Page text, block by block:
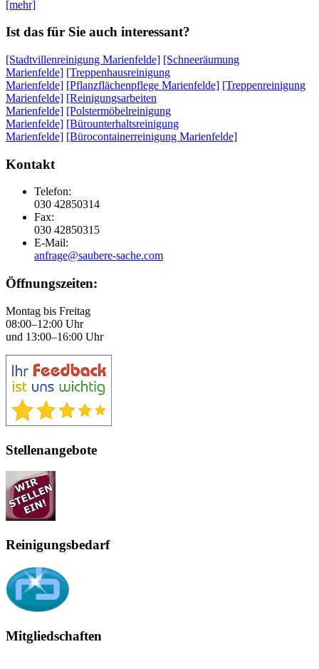
[mehr]
Ist das für Sie auch interessant?
[Stadtvillenreinigung Marienfelde] [Schneeräumung
Marienfelde] [Treppenhausreinigung
Marienfelde] [Pflanzflächenpflege Marienfelde] [Treppenreinigung
Marienfelde] [Reinigungsarbeiten
Marienfelde] [Polstermöbelreinigung
Marienfelde] [Bürounterhaltsreinigung
Marienfelde] [Bürocontainerreinigung Marienfelde]
Kontakt
Telefon:
030 42850314
Fax:
030 42850315
E-Mail:
anfrage@saubere-sache.com
Öffnungszeiten:
Montag bis Freitag
08:00–12:00 Uhr
und 13:00–16:00 Uhr
Stellenangebote
Reinigungsbedarf
Mitgliedschaften